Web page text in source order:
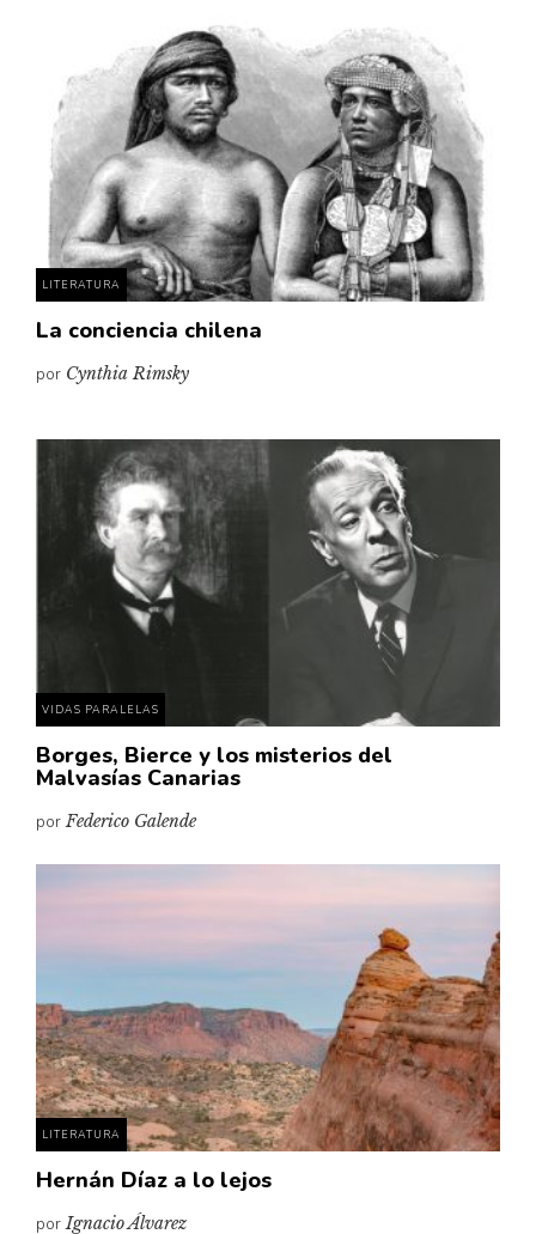
LITERATURA
La conciencia chilena
por Cynthia Rimsky
VIDAS PARALELAS
Borges, Bierce y los misterios del
Malvasías Canarias
porFederico Galende
LITERATURA
Hernán Díaz a lo lejos
porIgnacio Álvarez